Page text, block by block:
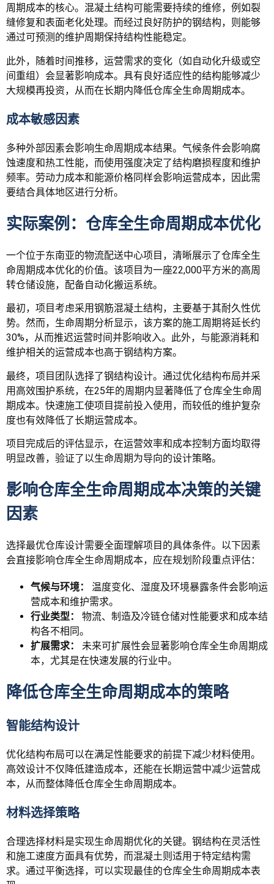
周期成本的核心。混凝土结构可能需要持续的维修，例如裂
缝修复和表面老化处理。而经过良好防护的钢结构，则能够
通过可预测的维护周期保持结构性能稳定。
此外，随着时间推移，运营需求的变化（如自动化升级或空
间重组）会显著影响成本。具有良好适应性的结构能够减少
大规模再投资，从而在长期内降低仓库全生命周期成本。
成本敏感因素
多种外部因素会影响生命周期成本结果。气候条件会影响腐
蚀速度和热工性能，而使用强度决定了结构磨损程度和维护
频率。劳动力成本和能源价格同样会影响运营成本，因此需
要结合具体地区进行分析。
实际案例：仓库全生命周期成本优化
一个位于东南亚的物流配送中心项目，清晰展示了仓库全生
命周期成本优化的价值。该项目为一座22,000平方米的高周
转仓储设施，配备自动化搬运系统。
最初，项目考虑采用钢筋混凝土结构，主要基于其耐久性优
势。然而，生命周期分析显示，该方案的施工周期将延长约
30%，从而推迟运营时间并影响收入。此外，与能源消耗和
维护相关的运营成本也高于钢结构方案。
最终，项目团队选择了钢结构设计。通过优化结构布局并采
用高效围护系统，在25年的周期内显著降低了仓库全生命周
期成本。快速施工使项目提前投入使用，而较低的维护复杂
度也有效降低了长期运营成本。
项目完成后的评估显示，在运营效率和成本控制方面均取得
明显改善，验证了以生命周期为导向的设计策略。
影响仓库全生命周期成本决策的关键
因素
选择最优仓库设计需要全面理解项目的具体条件。以下因素
会直接影响仓库全生命周期成本，应在规划阶段重点评估：
气候与环境：
温度变化、湿度及环境暴露条件会影响运
营成本和维护需求。
行业类型：
物流、制造及冷链仓储对性能要求和成本结
构各不相同。
扩展需求：
未来可扩展性会显著影响仓库全生命周期成
本，尤其是在快速发展的行业中。
降低仓库全生命周期成本的策略
智能结构设计
优化结构布局可以在满足性能要求的前提下减少材料使用。
高效设计不仅降低建造成本，还能在长期运营中减少运营成
本，从而整体降低仓库全生命周期成本。
材料选择策略
合理选择材料是实现生命周期优化的关键。钢结构在灵活性
和施工速度方面具有优势，而混凝土则适用于特定结构需
求。通过平衡选择，可以实现最佳的仓库全生命周期成本表